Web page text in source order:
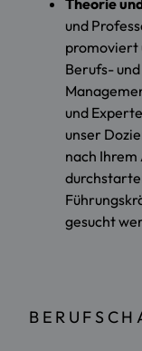
Theorie
und
promoviert
Berufs-
und
unser
nach Ihrem
gesucht